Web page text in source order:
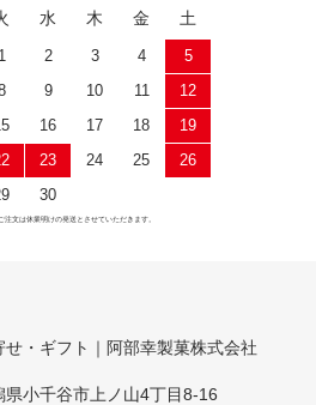
水 木 金 土
1 2 3 4
5
9 10 11
12
16 17 18
19
23 24 25
26
30
注文は休業明けの発送とさせていただきます。
せ・ギフト｜阿部幸製菓株式会社
小千谷市上ノ山4丁目8-16